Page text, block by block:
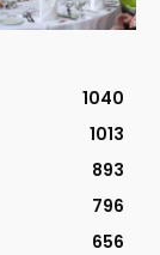
1040
1013
893
796
656